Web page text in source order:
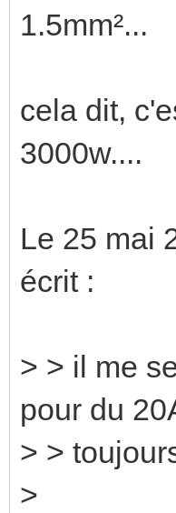
1.5mm²...
cela dit,
3000w....
Le 25 mai
écrit :
> > il me
pour du
> >
>